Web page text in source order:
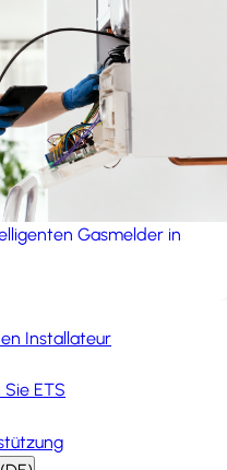
Gasmelder in
Installateur
Sie ETS